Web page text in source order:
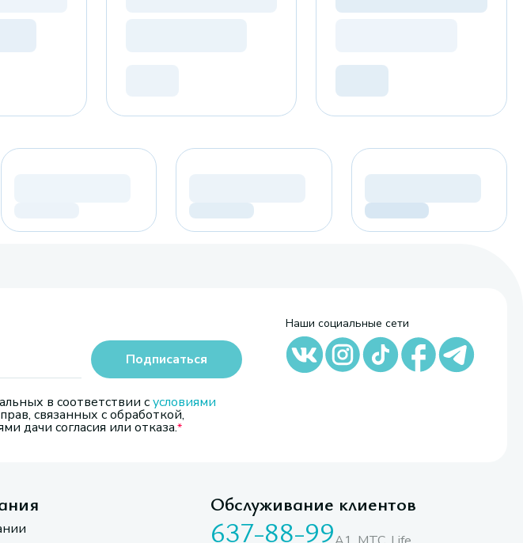
в соответствии сусловиями
связанных с обработкой,
дачи согласия или отказа.
Подписаться
Наши социальные сети
Обслуживание клиентов
637-88-99